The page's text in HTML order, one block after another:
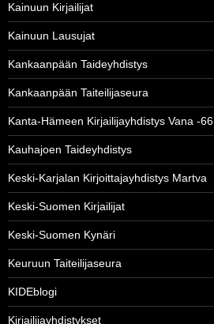
Kainuun Kirjailijat
Kainuun Lausujat
Kankaanpään Taideyhdistys
Kankaanpään Taiteilijaseura
Kanta-Hämeen Kirjailijayhdistys Vana -66
Kauhajoen Taideyhdistys
Keski-Karjalan Kirjoittajayhdistys Martva
Keski-Suomen Kirjailijat
Keski-Suomen Kynäri
Keuruun Taiteilijaseura
KIDEblogi
Kirjailijayhdistykset